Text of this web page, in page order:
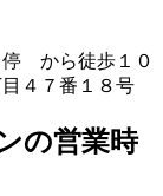
から徒歩１０
４７番１８号
の営業時